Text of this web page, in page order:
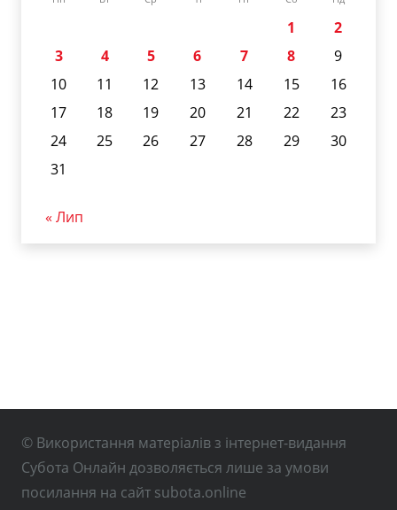
1
2
3
4 5 6 7 8
9
10
11 12 13 14 15
16
17
18 19 20 21 22
23
24
25 26 27 28 29
30
31
« Лип
© Використання матеріалів з інтернет-видання
Субота Онлайн дозволяється лише за умови
посилання на сайт subota.online